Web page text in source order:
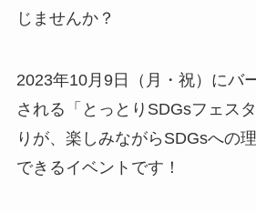
じませんか？
2023年10月9日（月・祝）にバ
される「とっとりSDGsフェス
りが、楽しみながらSDGsへの
できるイベントです！